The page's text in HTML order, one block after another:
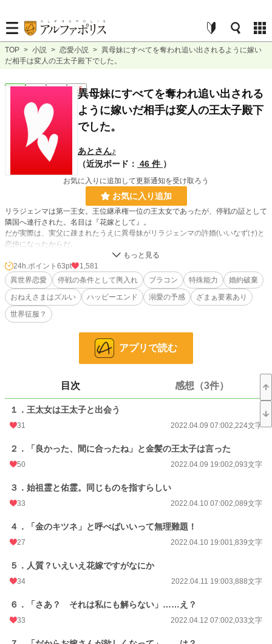
TOP > 小説 > 恋愛小説 > 異母妹にすべてを奪われ追い出されるように嫁い
だ相手は変人の王太子殿下でした。
恋愛 完結 長編 R15異母妹にすべてを奪われ追い出される
ように嫁いだ相手は変人の王太子殿下
でした。
あとさん♪
（近況ボード： 46 件 ）
お気に入りに追加して更新通知を受け取ろう
お気に入り追加
リラジェンマは第一王女。王位継承権一位の王太女であったが、停戦の証として
隣国へ連行された。名目は『花嫁として』。
だが実際は、実父に疎まれたうえに異母妹がリラジェンマの許婚(いいなずけ)と
恋仲になったからだ。
要するに、リラジェンマは厄介払いに隣国へ行くはめになったのだ。
ところで隣国の王太子って、何者だろう？ 初対面のはずなのに『良かった。間
に合ったね』とは？ 彼は母国の事情を、承知していたのだろうか。明るい笑顔
に惹かれ始めるリラジェンマであったが、彼はなにか裏がありそうで信じきれな
い。
しかも『弟みたいな女の子を生んで欲しい』とはどういうこと⁈¿？
言葉の違い、習慣の違いに戸惑いつつも距離を縮めていくふたり。
一方、王太女を失った母国ではじわじわと異変が起こり始め、ついに異母妹がリ
ラジェンマと立場を交換してくれと押しかける。
※設定はゆるんゆるん
※Ｒ１５は保険
※現実世界に似たような状況がありますが、拙作の中では忠実な再現はしていま
せん。なんちゃって異世界だとご了承ください。
しているようです』と同じ世界観です。
※このお話は小説家になろうにも投稿してます。
※このお話のスピンオフ『結婚さえすれば問題解決！…って思った過去がわたし
ベリンダ王女がグランデヌエベ滞在中にしでかしたアレコレに振り回された侍
<(_ _)>
恋愛
24h.ポイント
文字数 162,797
24h.ポイント 63pt
1,581
異世界恋愛
停戦の条件として輿入れ ブラコン 特殊能力
婚約破棄
おねえさまはズルい
ハッピーエンド 溺愛の予感
ざまぁ要素あり
世界征服？
アプリで読む
目次 感想（3件）
１．王太女は王太子と出会う
31 2022.04.09 07:002,224文字
２．「良かった、間に合ったね」と金髪の王太子は言った
50 2022.04.09 19:002,093文字
３．始祖霊と佑霊。同じものを指すらしい
33 2022.04.10 07:002,089文字
４．「金のキツネ」と呼べばいいって無理難題！
27 2022.04.10 19:001,839文字
５．人質？いえいえ花嫁ですがなにか
34 2022.04.11 19:003,888文字
６．「さあ？ それは私にも解らない」……え？
33 2022.04.12 07:002,033文字